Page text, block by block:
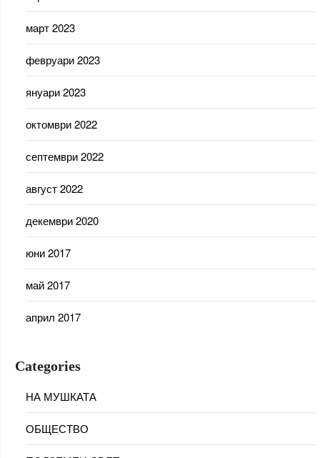
март 2023
февруари 2023
януари 2023
октомври 2022
септември 2022
август 2022
декември 2020
юни 2017
май 2017
април 2017
Categories
НА МУШКАТА
ОБЩЕСТВО